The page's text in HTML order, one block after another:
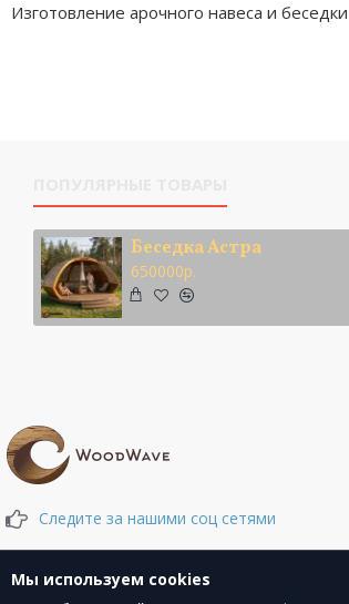
Изготовление арочного навеса и
Беседка Астра
650000р.
Следите за нашими соц сетями
Мы используем cookies